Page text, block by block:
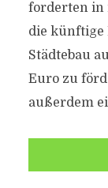
forderten in
die künftige
Städtebau
Euro zu
außerdem